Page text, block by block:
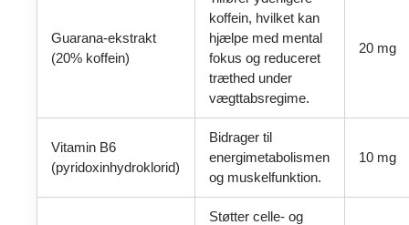
Guarana-ekstrakt
(20% koffein)
koffein, hvilket kan
hjælpe med mental
fokus og reduceret
træthed under
vægttabsregime.
20 mg
Vitamin B6
(pyridoxinhydroklorid)
Bidrager til
energimetabolismen
og muskelfunktion.
10 mg
Støtter celle- og